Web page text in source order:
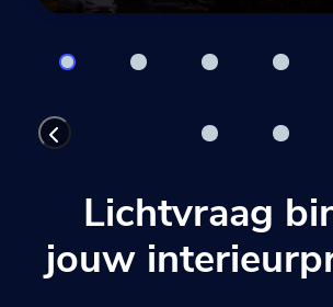
Lichtvraag
jouw